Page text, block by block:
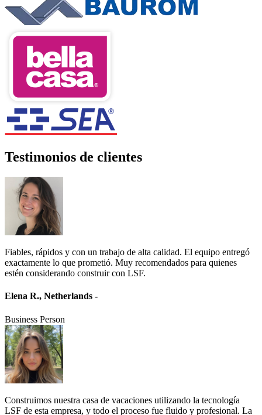
Testimonios de clientes
Fiables, rápidos y con un trabajo de alta calidad. El equipo entregó
exactamente lo que prometió. Muy recomendados para quienes
estén considerando construir con LSF.
Elena R., Netherlands -
Business Person
Construimos nuestra casa de vacaciones utilizando la tecnología
LSF de esta empresa, y todo el proceso fue fluido y profesional. La